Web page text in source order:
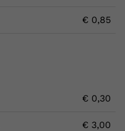
€ 0,85
€ 0,30
€ 3,00